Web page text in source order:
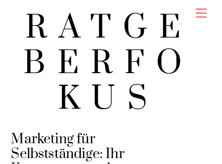
RATGE
BERFO
KUS
Marketing für
Selbstständige: Ihr